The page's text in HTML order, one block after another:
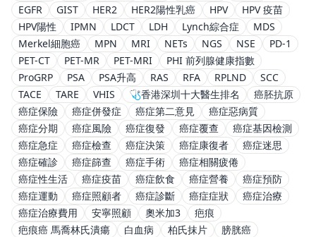
EGFR
GIST HER2 HER2陽性乳癌 HPV
HPV 疫苗
HPV陽性
IPMN LDCT LDH Lynch綜合症
MDS
Merkel細胞癌
MPN MRI NETs NGS NSE
PD-1
PET-CT
PET-MR PET-MRI
PHI 前列腺健康指數
ProGRP
PSA PSA升高 RAS RFA RPLND
SCC
TACE
TARE VHIS 🩺香港深圳十大醫生排名
癌胚抗原
癌症保險
癌症併發症 癌症第二意見
癌症惡病質
癌症分期
癌症風險 癌症復發 癌症覆查
癌症基因檢測
癌症急症
癌症檢查 癌症決策 癌症康復者
癌症迷思
癌症確診
癌症篩查 癌症手術
癌症相關疲倦
癌症性生活
癌症疫苗 癌症飲食 癌症營養
癌症預防
癌症運動
癌症照顧者 癌症診斷 癌症症狀
癌症治療
癌症治療費用
安寧照顧 奧米加3
疤痕
疤痕癌 馬喬林氏潰瘍
白血病 柏氏抹片
膀胱癌